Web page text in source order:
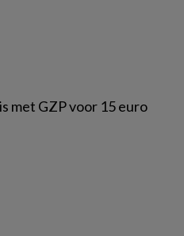
met GZP voor 15 euro